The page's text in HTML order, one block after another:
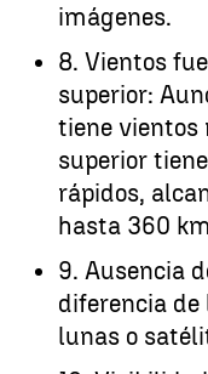
imágenes.
8. Vientos
superior:
tiene vientos
superior
rápidos,
hasta 360
9. Ausencia
diferencia de
lunas o